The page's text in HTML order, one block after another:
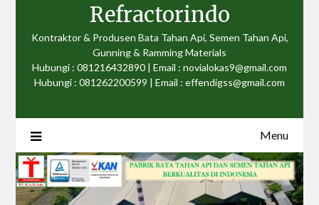
Refractorindo
Kontraktor & Produsen Bata Tahan Api, Semen Tahan Api,
Gunning & Ramming Materials
Hubungi : 081216432890 | Email : novialokas9@gmail.com
Hubungi : 081262200599 | Email : effendigss@gmail.com
Menu